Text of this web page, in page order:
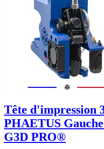
Tête d'impression
PHAETUS
G3D PRO®